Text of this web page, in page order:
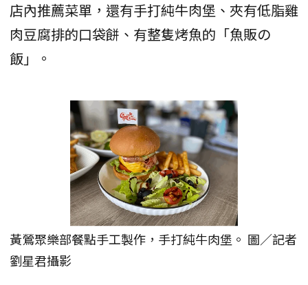
店內推薦菜單，還有手打純牛肉堡、夾有低脂雞
肉豆腐排的口袋餅、有整隻烤魚的「魚販の
飯」。
黃鶯聚樂部餐點手工製作，手打純牛肉堡。 圖／記者
劉星君攝影